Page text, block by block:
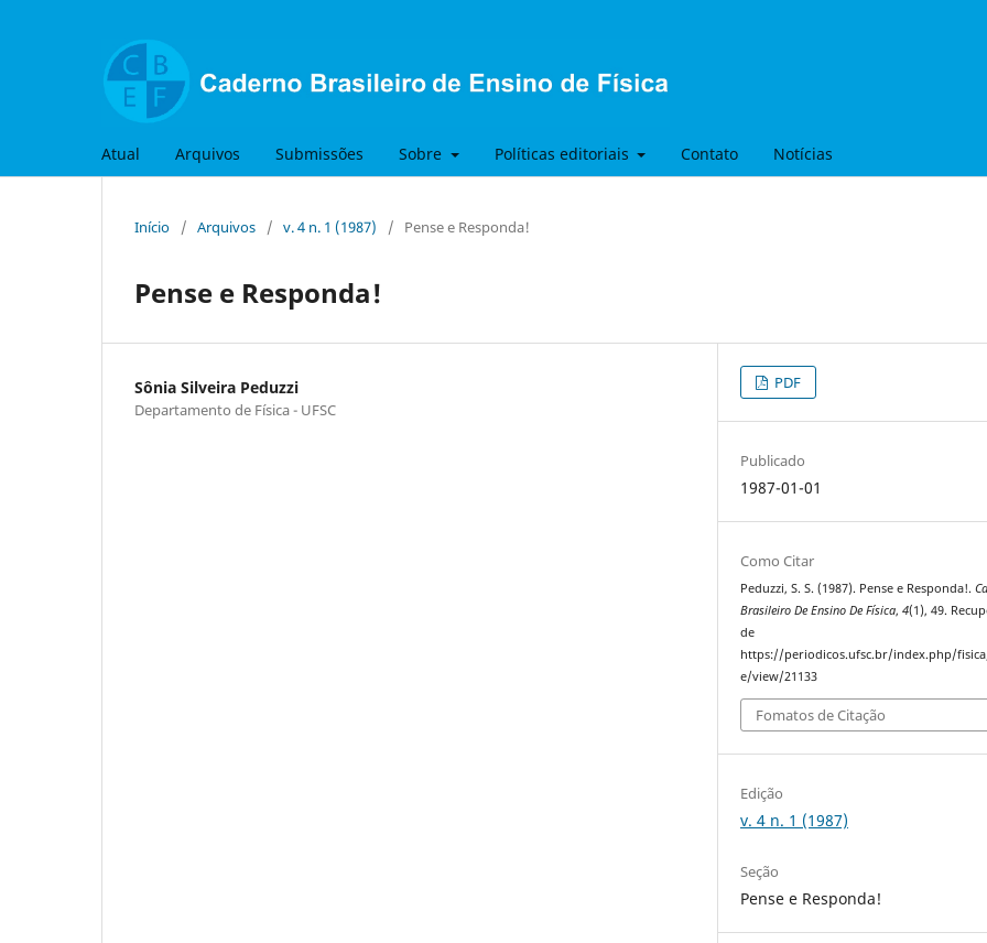
Atual Arquivos Submissões Sobre Políticas editoriais Contato Notícias
Início / Arquivos / v. 4 n. 1 (1987) / Pense e Responda!
Pense e Responda!
Sônia Silveira Peduzzi
Departamento de Física - UFSC
PDF
Publicado
1987-01-01
Como Citar
Peduzzi, S. S. (1987). Pense e Responda!.
Brasileiro De Ensino De Física,4(1), 49.
de
https://periodicos.ufsc.br/index.php/
e/view/21133
Fomatos de Citação
Edição
v. 4 n. 1 (1987)
Seção
Pense e Responda!